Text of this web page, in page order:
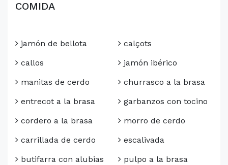
COMIDA
jamón de bellota
callos
manitas de cerdo
entrecot a la brasa
cordero a la brasa
carrillada de cerdo
butifarra con alubias
calçots
jamón ibérico
churrasco a la brasa
garbanzos con tocino
morro de cerdo
escalivada
pulpo a la brasa